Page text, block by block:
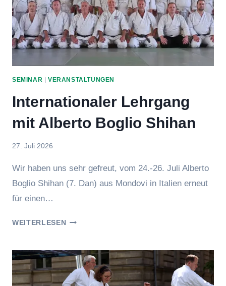
SEMINAR | VERANSTALTUNGEN
Internationaler Lehrgang
mit Alberto Boglio Shihan
Von
27. Juli 2026
Wir haben uns sehr gefreut, vom 24.-26. Juli Alberto
Boglio Shihan (7. Dan) aus Mondovi in Italien erneut
für einen…
WEITERLESENINTERNATIONALER
ALBERTO
BOGLIO
SHIHAN